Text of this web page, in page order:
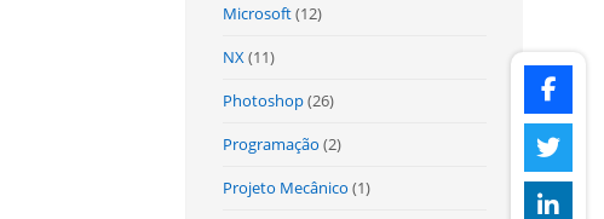
Microsoft(12)
NX(11)
Photoshop(26)
Programação (2)
Projeto Mecânico (1)